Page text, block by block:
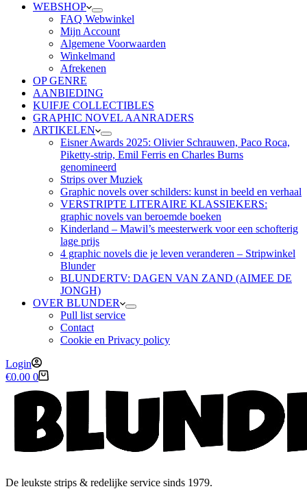
WEBSHOP
FAQ Webwinkel
Mijn Account
Algemene Voorwaarden
Winkelmand
Afrekenen
OP GENRE
AANBIEDING
KUIFJE COLLECTIBLES
GRAPHIC NOVEL AANRADERS
ARTIKELEN
Eisner Awards 2025: Olivier Schrauwen, Paco Roca,
Piketty-strip, Emil Ferris en Charles Burns
genomineerd
Strips over Muziek
Graphic novels over schilders: kunst in beeld en verhaal
VERSTRIPTE LITERAIRE KLASSIEKERS:
graphic novels van beroemde boeken
Kinderland – Mawil’s meesterwerk voor een schofterig
lage prijs
4 graphic novels die je leven veranderen – Stripwinkel
Blunder
BLUNDERTV: DAGEN VAN ZAND (AIMEE DE
JONGH)
OVER BLUNDER
Pull list service
Contact
Cookie en Privacy policy
Login
Winkelwagen
€0.00 0
De leukste strips & redelijke service sinds 1979.